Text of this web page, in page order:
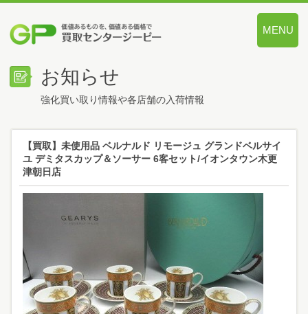
MENU
お知らせ
強化買い取り情報や各店舗の入荷情報
【買取】未使用品 ベルナルド リモージュ グランドベルサイ
ユ デミタスカップ＆ソーサー 6客セット/イオンタウン木更
津朝日店